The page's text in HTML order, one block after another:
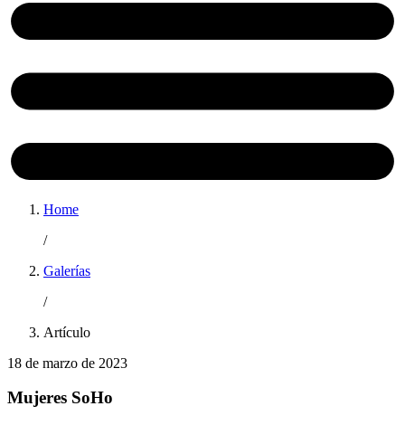
Home
/
Galerías
/
Artículo
18 de marzo de 2023
Mujeres SoHo